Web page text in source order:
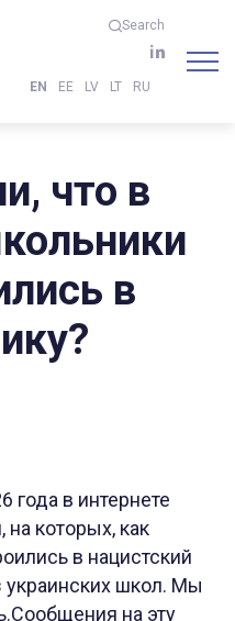
Search
EN EE LV LT RU
что в
в
года в интернете
на которых, как
в нацистский
школ. Мы
на эту